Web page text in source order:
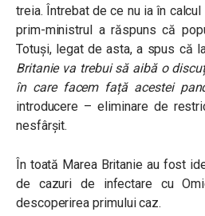
treia. Întrebat de ce nu ia în
prim-ministrul a răspuns că
Totuși, legat de asta, a spus că
Britanie va trebui să aibă o
în care facem față acestei
introducere – eliminare de
nesfârșit.
În toată Marea Britanie au fost
de cazuri de infectare cu
descoperirea primului caz.